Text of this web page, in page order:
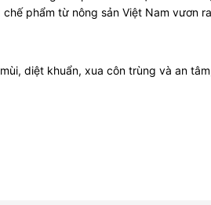
phẩm từ nông sản Việt Nam vươn
diệt khuẩn, xua côn trùng và an